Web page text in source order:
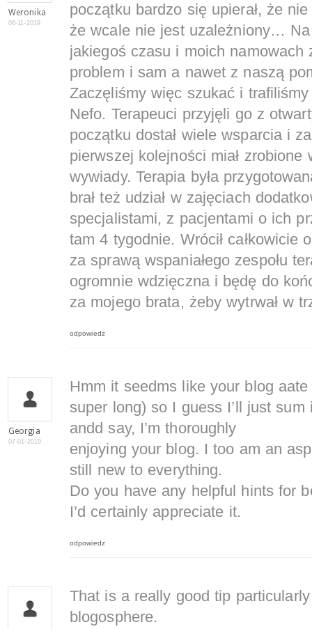
Weronika
06-11-2019
początku bardzo się upierał, że
że wcale nie jest uzależniony… Na
jakiegoś czasu i moich namowach
problem i sam a nawet z naszą
Zaczęliśmy więc szukać i
Nefo. Terapeuci przyjęli go z
początku dostał wiele wsparcia i
pierwszej kolejności miał zrobione
wywiady. Terapia była
brał też udział w zajęciach
specjalistami, z pacjentami o ich
tam 4 tygodnie. Wrócił
za sprawą wspaniałego zespołu
ogromnie wdzięczna i będę do
za mojego brata, żeby wytrwał w
odpowiedz
Georgia
07-01-2019
Hmm it seedms like your blog
super long) so I guess I’ll just
andd say, I’m thoroughly
enjoying your blog. I too am an
still new to everything.
Do you have any helpful hints for
I’d certainly appreciate it.
odpowiedz
That is a really good tip
blogosphere.